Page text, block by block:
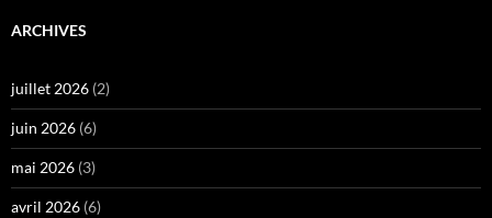
ARCHIVES
juillet 2026 (2)
juin 2026 (6)
mai 2026 (3)
avril 2026 (6)